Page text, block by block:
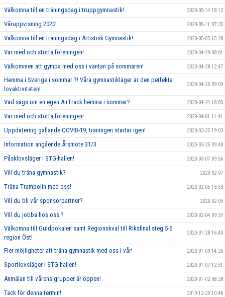
Välkomna till en träningsdag i truppgymnastik! 2020-05-14 18:12
Våruppvisning 2020! 2020-05-11 07:35
Välkomna till en träningsdag i Artistisk Gymnastik! 2020-05-05 15:28
Var med och stötta föreningen! 2020-04-29 08:01
Välkommen att gympa med oss i väntan på sommaren! 2020-04-28 12:47
Hemma i Sverige i sommar ?! Våra gymnastikläger är den perfekta
lovaktiviteten!
2020-04-25 09:09
Vad sägs om en egen AirTrack hemma i sommar? 2020-04-24 18:05
Var med och stötta föreningen! 2020-04-01 11:41
Uppdatering gällande COVID-19, träningen startar igen! 2020-03-25 19:03
Information angående Årsmöte 31/3 2020-03-25 09:48
Påsklovsläger i STG-hallen! 2020-03-07 09:56
Vill du träna gymnastik? 2020-02-07
Träna Trampolin med oss! 2020-02-05 13:53
Vill du bli vår sponsorpartner? 2020-02-05
Vill du jobba hos oss ? 2020-02-04 09:37
Välkomna till Guldpokalen samt Regionskval till Riksfinal steg 5-6
region Öst!
2020-01-28 16:43
Fler möjligheter att träna gymnastik med oss i vår! 2020-01-09 14:26
Sportlovsläger i STG-hallen! 2020-01-07 12:51
Anmälan till vårens grupper är öppen! 2020-01-02 08:28
Tack för denna termin! 2019-12-20 10:48